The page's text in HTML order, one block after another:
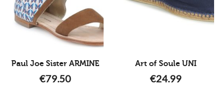
Paul Joe Sister ARMINE
€79.50
Art of Soule UNI
€24.99